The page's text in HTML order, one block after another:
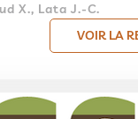
X., Lata J.-C.
VOIR LA